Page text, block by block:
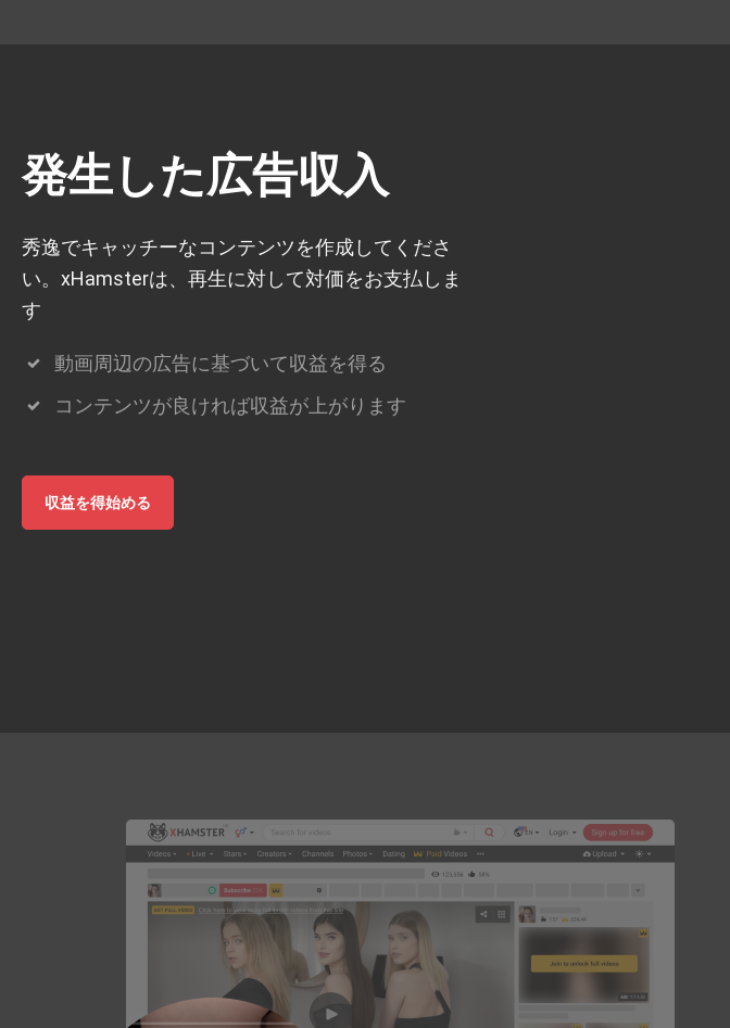
発生した広告収入
秀逸でキャッチーなコンテンツを作成してくださ
い。xHamsterは、再生に対して対価をお支払しま
す
動画周辺の広告に基づいて収益を得る
コンテンツが良ければ収益が上がります
収益を得始める